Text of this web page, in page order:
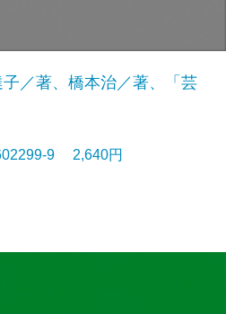
／著、橋本治／著、「芸
9 2,640円